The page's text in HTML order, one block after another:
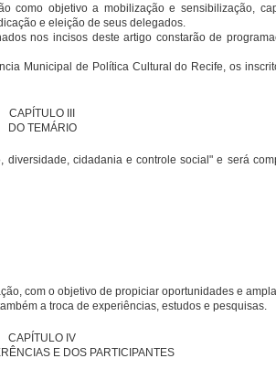
como objetivo a mobilização e sensibilização,
e eleição de seus delegados.
nos incisos deste artigo constarão de
Municipal de Política Cultural do Recife, os
CAPÍTULO III
DO TEMÁRIO
diversidade, cidadania e controle social" e será
com o objetivo de propiciar oportunidades e
a troca de experiências, estudos e pesquisas.
CAPÍTULO IV
E DOS PARTICIPANTES